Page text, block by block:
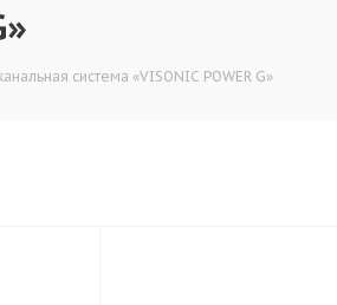
система «VISONIC POWER G»